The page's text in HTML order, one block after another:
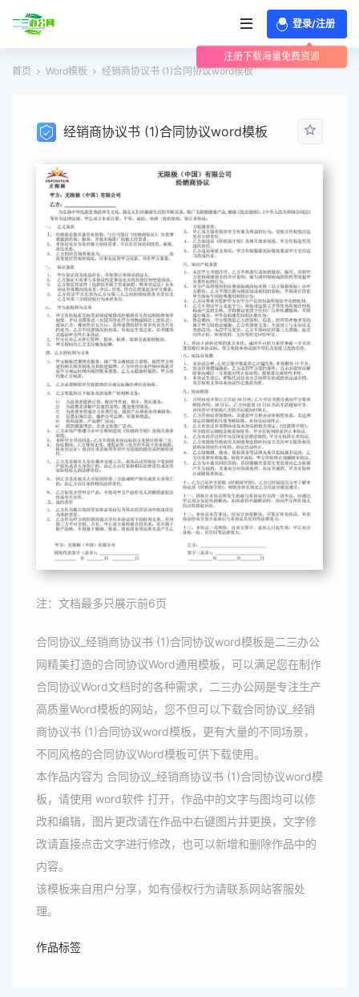
登录/注册
注册下载海量免费资源
首页 Word模板 经销商协议书 (1)合同协议word模板
经销商协议书 (1)合同协议word模板
注：文档最多只展示前6页
合同协议_经销商协议书 (1)合同协议word模板是二三办公
网精美打造的合同协议Word通用模板，可以满足您在制作
合同协议Word文档时的各种需求，二三办公网是专注生产
高质量Word模板的网站，您不但可以下载合同协议_经销
商协议书 (1)合同协议word模板，更有大量的不同场景，
不同风格的合同协议Word模板可供下载使用。
本作品内容为 合同协议_经销商协议书 (1)合同协议word模
板，请使用 word软件 打开，作品中的文字与图均可以修
改和编辑，图片更改请在作品中右键图片并更换，文字修
改请直接点击文字进行修改，也可以新增和删除作品中的
内容。
该模板来自用户分享，如有侵权行为请联系网站客服处
理。
作品标签